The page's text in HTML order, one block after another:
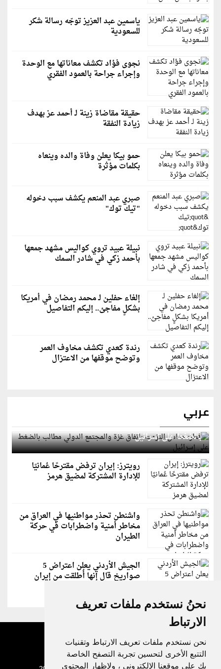
نحنُ نستخدم ملفات تعريف
الارتباط
نحن نستخدم ملفات تعريف الارتباط وتقنيات
التتبع الأخرى لتحسين تجربة التصفح الخاصة
بك على موقعنا الإلكتروني ، ولإظهار المحتوى
ياسمين عبد العزيز توجّه رسالة شكر
للسعودية
نجوى فؤاد تكشف معاناتها مع الوحدة
وإجراء جراحة بالعمود الفقري
حقيقة مقاضاة زينة لـ أحمد عز بهدف
زيادة النفقة
حمو بيكا يعلن وفاة والده وينعاه
بكلمات مؤثرة
صبري عبد المنعم يكشف سبب دخوله
"تيك توك"
نبيلة عبيد تروي كواليس مشهد جمعها
بأحمد زكي في شادر السمك
إلغاء حفلين لـ محمد رمضان في أمريكا
بشكلٍ مفاجئ.. إليكم التفاصيل
رندة كعدي تكشف مخاوف العمر
وتوضح موقفها من الاعتزال
عربي
قطر: حماس التزمت باتفاق غزة والمجتمع الدولي مطالب
بالضغط على إسرائيل
رويترز: إيران ترفض مقترحًا عُمانيًا
للإدارة المشتركة لمضيق هرمز
واشنطن تحذر مواطنيها في العراق من
مخاطر أمنية واضطرابات في حركة
الطيران
الجيش الأردني يعلن اعتراض 5
صواريخ قال إنها أُطلقت من إيران